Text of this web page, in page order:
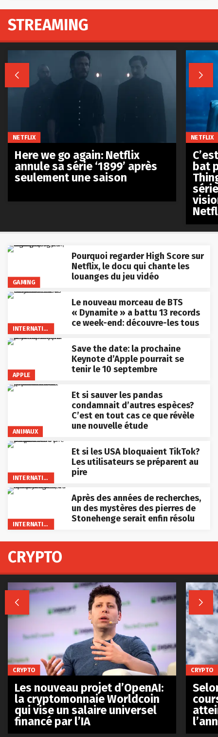
GAMING
Pourquoi regarder High Score sur
Netflix, le docu qui chante les
louanges du jeu vidéo
INTERNATIONAL
Le nouveau morceau de BTS
« Dynamite » a battu 13 records
ce week-end: découvre-les tous
APPLE
Save the date: la prochaine
Keynote d’Apple pourrait se
tenir le 10 septembre
ANIMAUX
Et si sauver les pandas
condamnait d’autres espèces?
C’est en tout cas ce que révèle
une nouvelle étude
INTERNATIONAL
Et si les USA bloquaient TikTok?
Les utilisateurs se préparent au
pire
INTERNATIONAL
Après des années de recherches,
un des mystères des pierres de
Stonehenge serait enfin résolu
STREAMING
 
NETFLIX
Here we go again: Netflix
annule sa série ‘1899’ après
seulement une saison
NETFLIX
bat
CRYPTO
 
CRYPTO
Les nouveau projet d’OpenAI:
la cryptomonnaie Worldcoin
qui vise un salaire universel
financé par l’IA
CRYPTO